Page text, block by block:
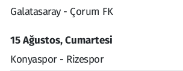
Galatasaray - Çorum FK
15 Ağustos, Cumartesi
Konyaspor - Rizespor